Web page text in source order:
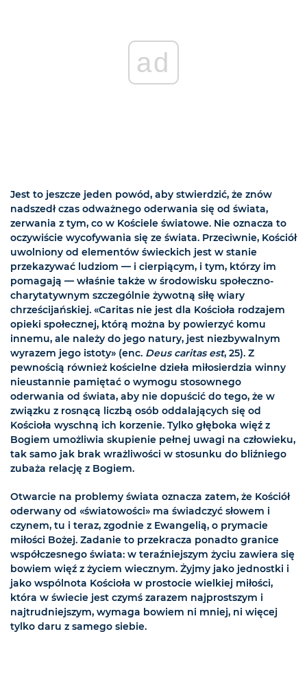
ad
Jest to jeszcze jeden powód, aby stwierdzić, że znów
nadszedł czas odważnego oderwania się od świata,
zerwania z tym, co w Kościele światowe. Nie oznacza to
oczywiście wycofywania się ze świata. Przeciwnie, Kościół
uwolniony od elementów świeckich jest w stanie
przekazywać ludziom — i cierpiącym, i tym, którzy im
pomagają — właśnie także w środowisku społeczno-
charytatywnym szczególnie żywotną siłę wiary
chrześcijańskiej. «Caritas nie jest dla Kościoła rodzajem
opieki społecznej, którą można by powierzyć komu
innemu, ale należy do jego natury, jest niezbywalnym
wyrazem jego istoty» (enc. Deus caritas est, 25). Z
pewnością również kościelne dzieła miłosierdzia winny
nieustannie pamiętać o wymogu stosownego
oderwania od świata, aby nie dopuścić do tego, że w
związku z rosnącą liczbą osób oddalających się od
Kościoła wyschną ich korzenie. Tylko głęboka więź z
Bogiem umożliwia skupienie pełnej uwagi na człowieku,
tak samo jak brak wrażliwości w stosunku do bliźniego
zubaża relację z Bogiem.
Otwarcie na problemy świata oznacza zatem, że Kościół
oderwany od «światowości» ma świadczyć słowem i
czynem, tu i teraz, zgodnie z Ewangelią, o prymacie
miłości Bożej. Zadanie to przekracza ponadto granice
współczesnego świata: w teraźniejszym życiu zawiera się
bowiem więź z życiem wiecznym. Żyjmy jako jednostki i
jako wspólnota Kościoła w prostocie wielkiej miłości,
która w świecie jest czymś zarazem najprostszym i
najtrudniejszym, wymaga bowiem ni mniej, ni więcej
tylko daru z samego siebie.